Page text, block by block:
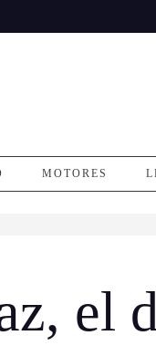
MOTORES
el